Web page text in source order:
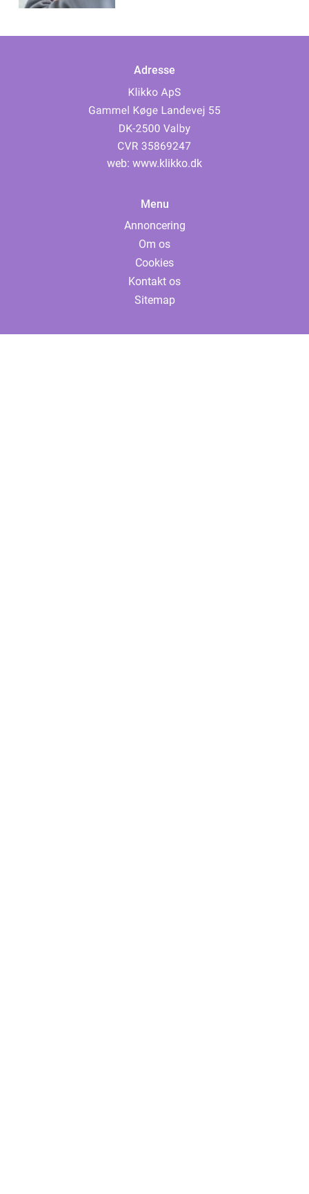
Adresse
web: www.klikko.dk
Menu
Annoncering
Om os
Cookies
Kontakt os
Sitemap